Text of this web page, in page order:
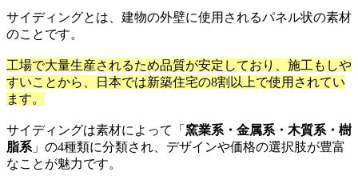
サイディングとは、建物の外壁に使用されるパネル状の素材
のことです。
工場で大量生産されるため品質が安定しており、施工もしや
すいことから、日本では新築住宅の8割以上で使用されてい
ます。
サイディングは素材によって「 窯業系・金属系・木質系・樹
脂系 」の4種類に分類され、デザインや価格の選択肢が豊富
なことが魅力です。